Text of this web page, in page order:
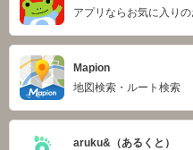
アプリならお気に入り
Mapion
地図検索・ルート検索
aruku&（あるくと）